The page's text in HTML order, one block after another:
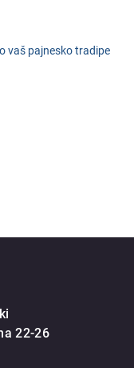
vaš pajnesko tradipe
22-26